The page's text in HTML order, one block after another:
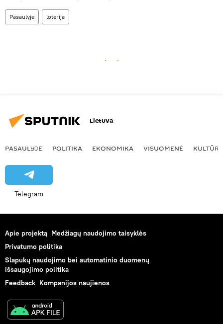
Pasaulyje loterija
Lietuva
PASAULYJE POLITIKA EKONOMIKA VISUOMENĖ KULTŪRA
Telegram
Apie projektą Medžiagų naudojimo taisyklės
Privatumo politika
Slapukų naudojimo bei automatinio duomenų
išsaugojimo politika
Feedback Kompanijos naujienos